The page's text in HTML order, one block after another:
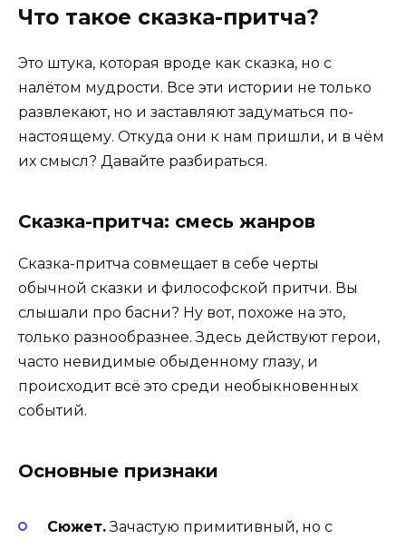
Что такое сказка-притча?
Это штука, которая вроде как сказка, но с
налётом мудрости. Все эти истории не только
развлекают, но и заставляют задуматься по-
настоящему. Откуда они к нам пришли, и в чём
их смысл? Давайте разбираться.
Сказка-притча: смесь жанров
Сказка-притча совмещает в себе черты
обычной сказки и философской притчи. Вы
слышали про басни? Ну вот, похоже на это,
только разнообразнее. Здесь действуют герои,
часто невидимые обыденному глазу, и
происходит всё это среди необыкновенных
событий.
Основные признаки
Сюжет.Зачастую примитивный, но с